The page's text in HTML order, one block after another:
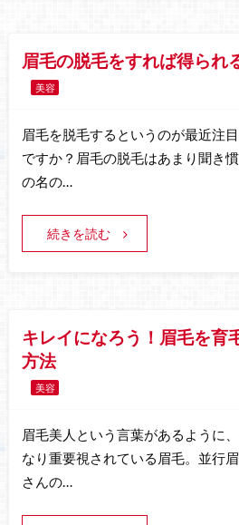
眉毛の脱毛をすれば得られ
美容
眉毛を脱毛するというのが最近注
ですか？眉毛の脱毛はあまり聞き
の名の…
続きを読む
キレイになろう！眉毛を育
方法
美容
眉毛美人という言葉があるように
なり重要視されている眉毛。並行
さんの…